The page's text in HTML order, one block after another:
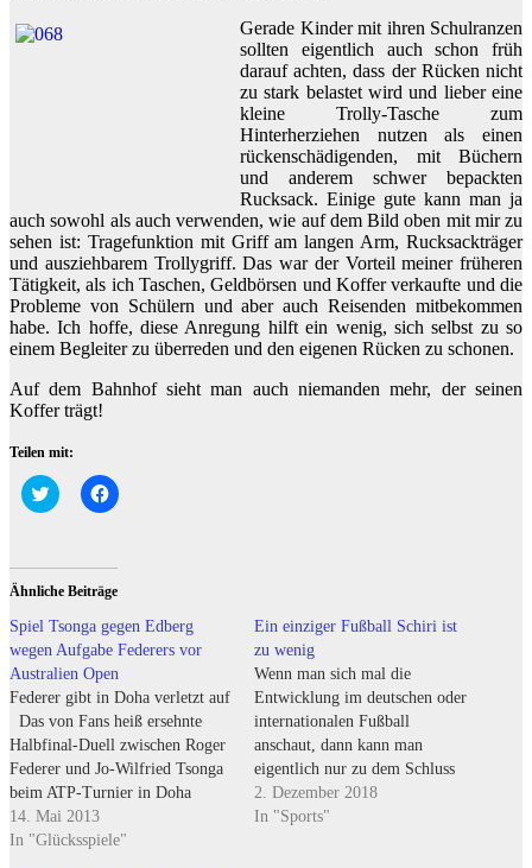
Gerade Kinder mit ihren Schulranzen
sollten eigentlich auch schon früh
darauf achten, dass der Rücken nicht
zu stark belastet wird und lieber eine
kleine Trolly-Tasche zum
Hinterherziehen nutzen als einen
rückenschädigenden, mit Büchern
und anderem schwer bepackten
Rucksack. Einige gute kann man ja
auch sowohl als auch verwenden, wie auf dem Bild oben mit mir zu
sehen ist: Tragefunktion mit Griff am langen Arm, Rucksackträger
und ausziehbarem Trollygriff. Das war der Vorteil meiner früheren
Tätigkeit, als ich Taschen, Geldbörsen und Koffer verkaufte und die
Probleme von Schülern und aber auch Reisenden mitbekommen
habe. Ich hoffe, diese Anregung hilft ein wenig, sich selbst zu so
einem Begleiter zu überreden und den eigenen Rücken zu schonen.
Auf dem Bahnhof sieht man auch niemanden mehr, der seinen
Koffer trägt!
Teilen mit:
Klick,
um
teilen
(Wird
in
Fenster
geöffnet)
Klick,
um
teilen
(Wird
in
Fenster
geöffnet)
Ähnliche Beiträge
Spiel Tsonga gegen Edberg
wegen Aufgabe Federers vor
Australien Open
Federer gibt in Doha verletzt auf
Das von Fans heiß ersehnte
Halbfinal-Duell zwischen Roger
Federer und Jo-Wilfried Tsonga
beim ATP-Turnier in Doha
wurde abgesagt. Wie Tennis
News melden, gab Federer im
14. Mai 2013
In "Glücksspiele"
Ein einziger Fußball Schiri ist
zu wenig
Wenn man sich mal die
Entwicklung im deutschen oder
internationalen Fußball
anschaut, dann kann man
eigentlich nur zu dem Schluss
kommen, dass aktuell die
Schiedsrichter im Fußball die
2. Dezember 2018
In "Sports"